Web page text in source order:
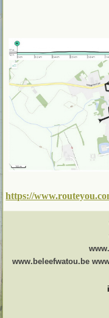
https://
www.beleefwatou.be